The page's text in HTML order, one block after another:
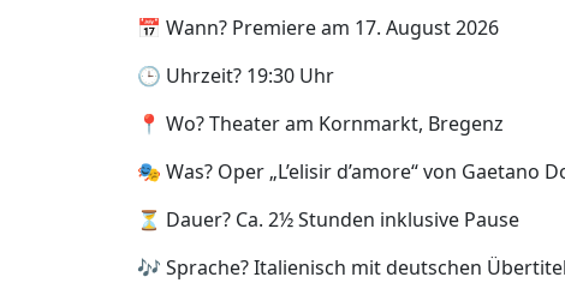
📅 Wann? Premiere am 17. August 2026
🕒 Uhrzeit? 19:30 Uhr
📍 Wo? Theater am Kornmarkt, Bregenz
🎭 Was? Oper „L’elisir d’amore“ von Gaetano
⏳ Dauer? Ca. 2½ Stunden inklusive Pause
🎶 Sprache? Italienisch mit deutschen